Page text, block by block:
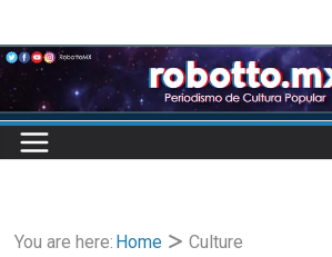
to
content
You are here: Home Culture